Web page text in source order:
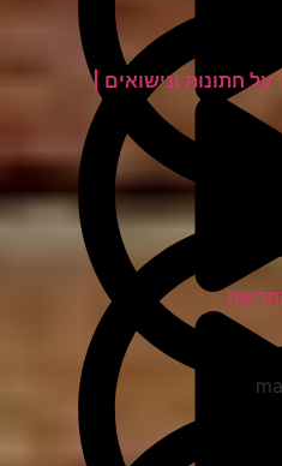
ונישואים |